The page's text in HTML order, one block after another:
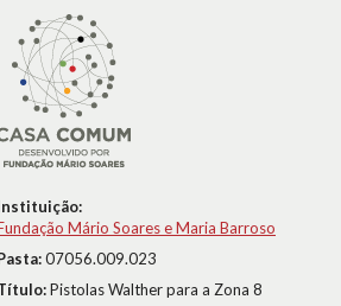
Mário Soares e Maria Barroso
07056.009.023
Pistolas Walther para a Zona 8